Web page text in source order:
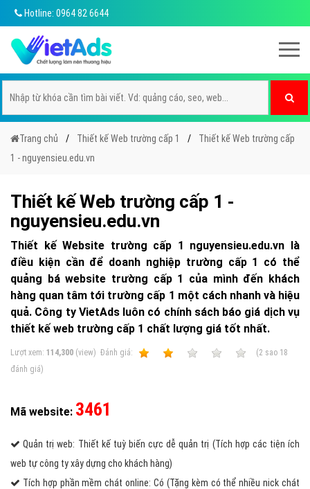
Hotline: 0964 82 6644
Trang chủ Thiết kế Web trường cấp 1
Thiết kế Web trường cấp
1 - nguyensieu.edu.vn
Thiết kế Web trường cấp 1 -
nguyensieu.edu.vn
Thiết kế Website trường cấp 1 nguyensieu.edu.vn là
điều kiện cần để doanh nghiệp trường cấp 1 có thể
quảng bá website trường cấp 1 của mình đến khách
hàng quan tâm tới trường cấp 1 một cách nhanh và hiệu
quả. Công ty VietAds luôn có chính sách báo giá dịch vụ
thiết kế web trường cấp 1 chất lượng giá tốt nhất.
Lượt xem: 114,300 (view) Ðánh giá: (2 sao 18
đánh giá)
Mã website: 3461
Quản trị web: Thiết kế tuỳ biến cực dễ quản trị (Tích hợp các tiện ích
web tự công ty xây dựng cho khách hàng)
Tích hợp phần mềm chát online: Có (Tặng kèm có thể nhiều nick chát